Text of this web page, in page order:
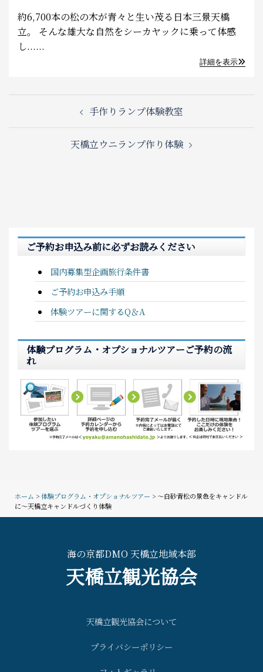
約6,700本の松の木が青々と生い茂る日本三景天橋
立。 そんな雄大な自然をシーカヤックに乗って体感
し......
詳細を表示
navigation手作りランプ体験教室
天橋立ウニランプ作り体験
ご予約お申込み前に必ずお読みください
国内募集型企画旅行条件書
ご予約お申込み手順
体験ツアーに関するQ＆A
体験プログラム・オプショナルツアーご予約の流
れ
ホーム >体験プログラム・オプショナルツアー > ～白砂青松の景色をキャンドル
に～天橋立キャンドルづくり体験
海の京都DMO 天橋立地域本部
天橋立観光協会
天橋立観光協会について
プライバシーポリシー